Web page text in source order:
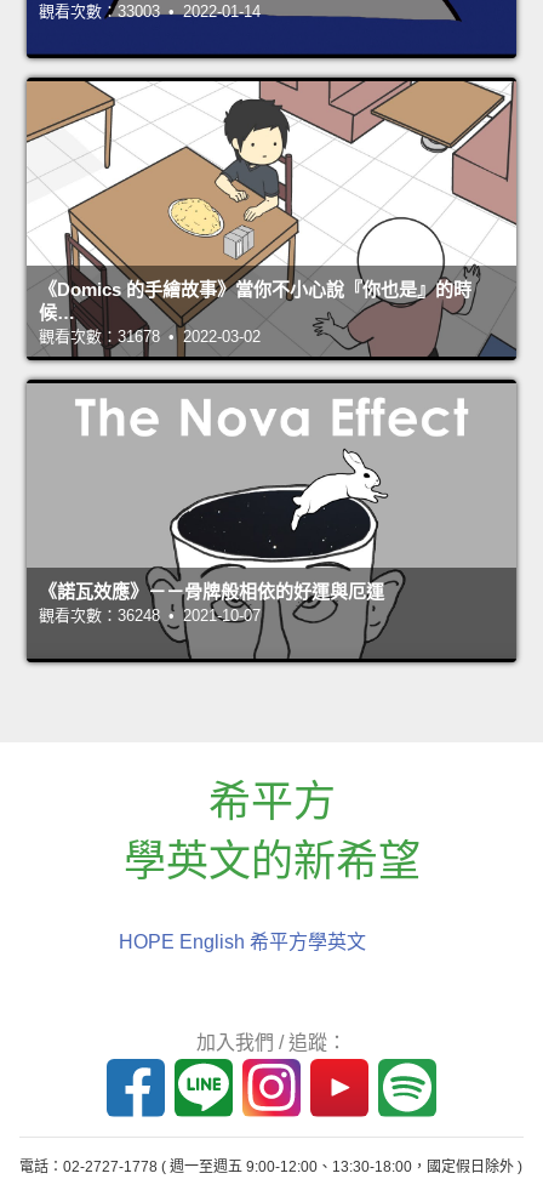
觀看次數：33003 • 2022-01-14
《Domics 的手繪故事》當你不小心說『你也是』的時
候…
觀看次數：31678 • 2022-03-02
《諾瓦效應》－－骨牌般相依的好運與厄運
觀看次數：36248 • 2021-10-07
希平方
學英文的新希望
HOPE English 希平方學英文
加入我們 / 追蹤：
電話：02-2727-1778 ( 週一至週五 9:00-12:00、13:30-18:00，國定假日除外 )